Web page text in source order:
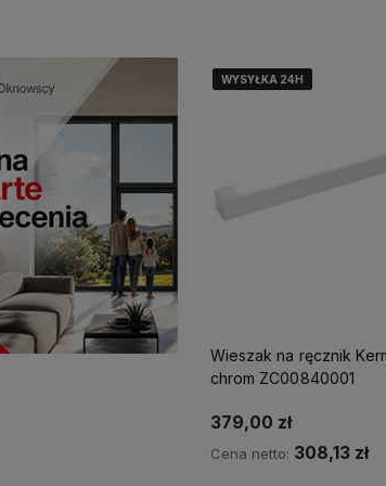
WYSYŁKA 24H
WYSYŁKA 24H
WYSYŁKA 24H
WYSYŁKA 24H
WYSYŁKA 24H
Wieszak na ręcznik
chrom ZC00840001
379,00 zł
Cena netto: 308,13 zł